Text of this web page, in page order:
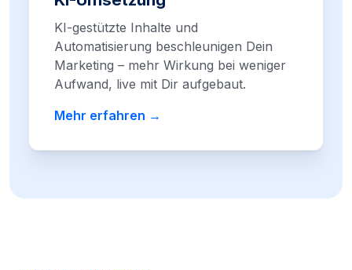
KI-gestützte Inhalte und
Automatisierung beschleunigen Dein
Marketing – mehr Wirkung bei weniger
Aufwand, live mit Dir aufgebaut.
Mehr erfahren →